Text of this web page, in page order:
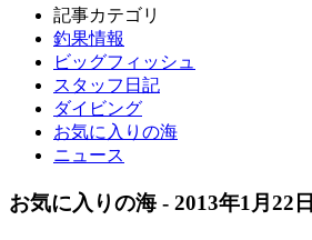
記事カテゴリ
釣果情報
ビッグフィッシュ
スタッフ日記
ダイビング
お気に入りの海
ニュース
お気に入りの海 - 2013年1月22日